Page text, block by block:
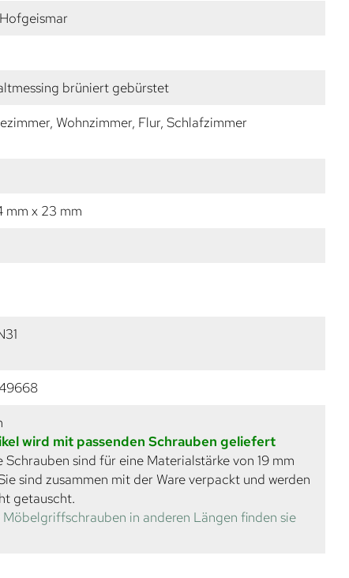
brüniert gebürstet
Wohnzimmer, Flur, Schlafzimmer
mm x 23 mm
wird mit passenden Schrauben geliefert
Schrauben sind für eine Materialstärke von 19 mm
sind zusammen mit der Ware verpackt und werden
getauscht.
in anderen Längen finden sie